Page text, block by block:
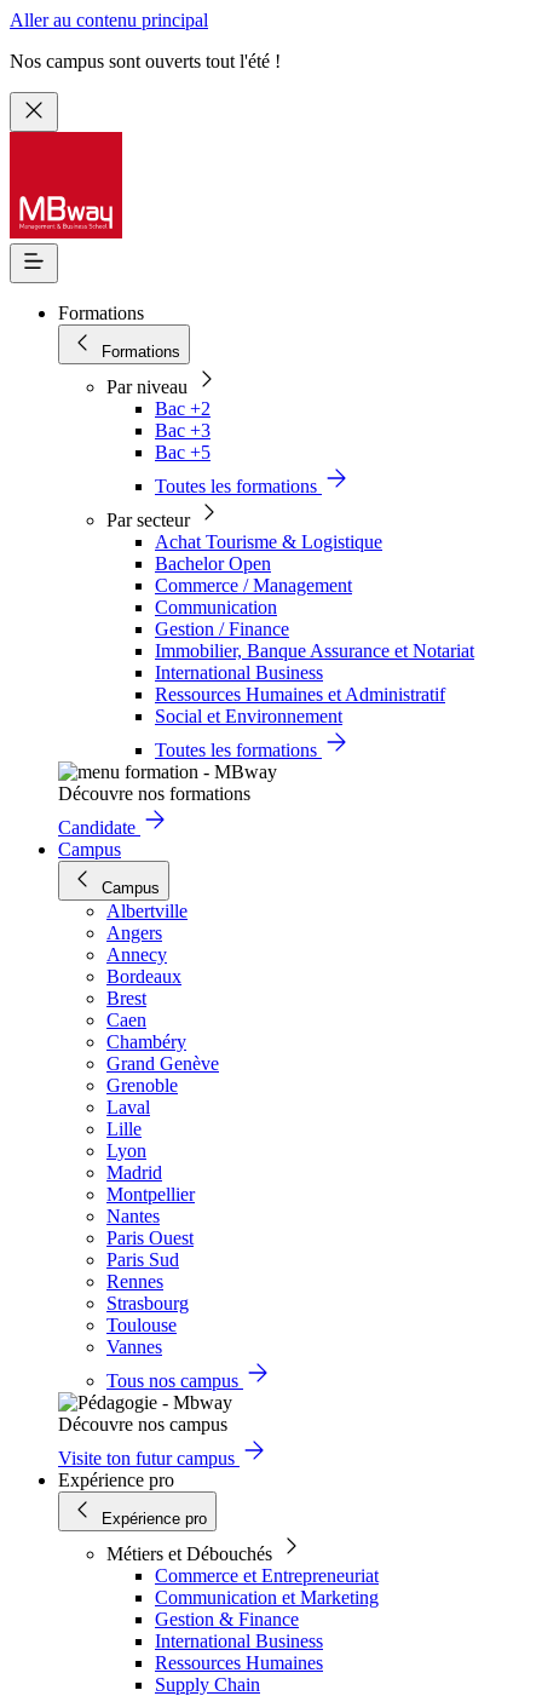
Aller au contenu principal
Nos campus sont ouverts tout l'été !
Formations
Formations
Par niveau
Bac +2
Bac +3
Bac +5
Toutes les formations
Par secteur
Achat Tourisme & Logistique
Bachelor Open
Commerce / Management
Communication
Gestion / Finance
Immobilier, Banque Assurance et Notariat
International Business
Ressources Humaines et Administratif
Social et Environnement
Toutes les formations
Découvre nos formations
Candidate
Campus
Campus
Albertville
Angers
Annecy
Bordeaux
Brest
Caen
Chambéry
Grand Genève
Grenoble
Laval
Lille
Lyon
Madrid
Montpellier
Nantes
Paris Ouest
Paris Sud
Rennes
Strasbourg
Toulouse
Vannes
Tous nos campus
Découvre nos campus
Visite ton futur campus
Expérience pro
Expérience pro
Métiers et Débouchés
Commerce et Entrepreneuriat
Communication et Marketing
Gestion & Finance
International Business
Ressources Humaines
Supply Chain